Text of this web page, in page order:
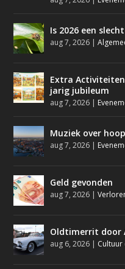
Is 2026 een
aug 7, 2026 |
Extra
jarig jubileum
aug 7, 2026
Muziek over
aug 7, 2026
Geld gevonden
aug 7, 2026 |
Oldtimerrit door
aug 6, 2026 Cultuur